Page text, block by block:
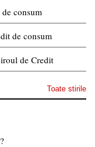
consum
de consum
de Credit
Toate stirile